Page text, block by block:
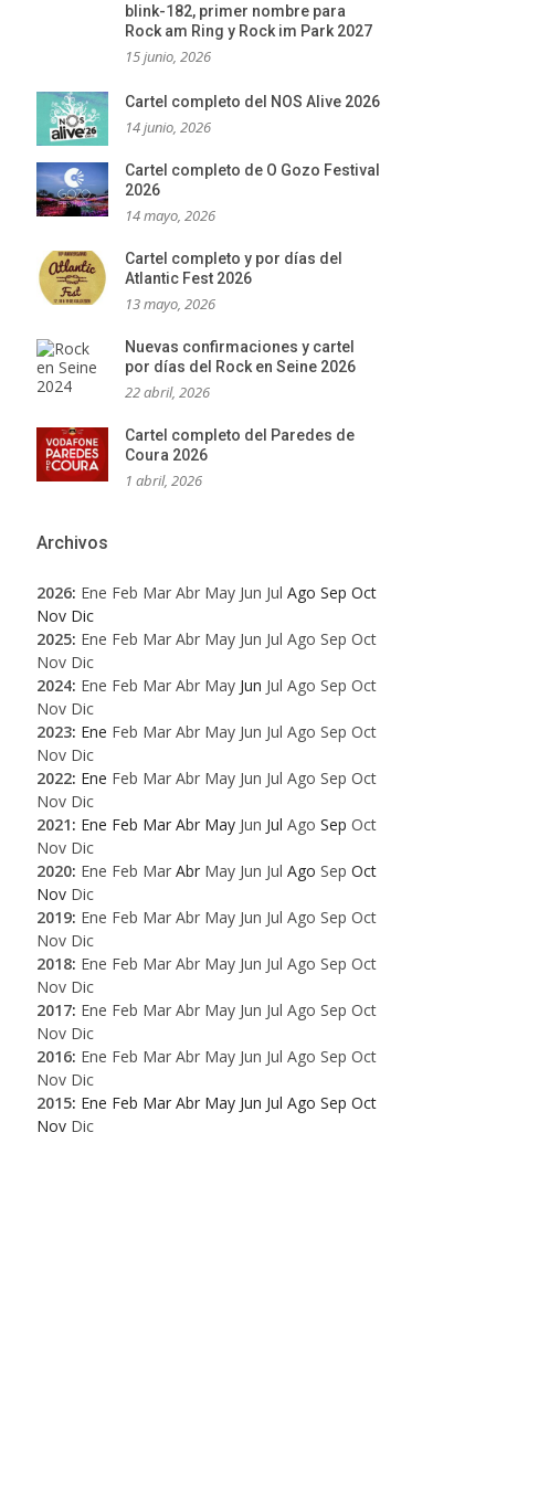
blink-182, primer nombre para
Rock am Ring y Rock im Park 2027
15 junio, 2026
Cartel completo del NOS Alive 2026
14 junio, 2026
Cartel completo de O Gozo Festival
2026
14 mayo, 2026
Cartel completo y por días del
Atlantic Fest 2026
13 mayo, 2026
Nuevas confirmaciones y cartel
por días del Rock en Seine 2026
22 abril, 2026
Cartel completo del Paredes de
Coura 2026
1 abril, 2026
Archivos
2026: Ene Feb Mar Abr May Jun Jul Ago Sep Oct
Nov Dic
2025: Ene Feb Mar Abr May Jun Jul Ago Sep Oct
Nov Dic
2024: Ene Feb Mar Abr May Jun Jul Ago Sep Oct
Nov Dic
2023: Ene Feb Mar Abr May Jun Jul Ago Sep Oct
Nov Dic
2022: Ene Feb Mar Abr May Jun Jul Ago Sep Oct
Nov Dic
2021: Ene Feb Mar Abr May Jun Jul Ago Sep Oct
Nov Dic
2020: Ene Feb Mar Abr May Jun Jul Ago Sep Oct
Nov Dic
2019: Ene Feb Mar Abr May Jun Jul Ago Sep Oct
Nov Dic
2018: Ene Feb Mar Abr May Jun Jul Ago Sep Oct
Nov Dic
2017: Ene Feb Mar Abr May Jun Jul Ago Sep Oct
Nov Dic
2016: Ene Feb Mar Abr May Jun Jul Ago Sep Oct
Nov Dic
2015: Ene Feb Mar Abr May Jun Jul Ago Sep Oct
Nov Dic